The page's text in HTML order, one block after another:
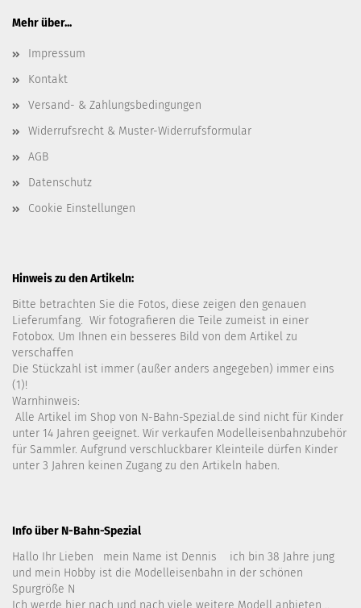
Mehr über...
Impressum
Kontakt
Versand- & Zahlungsbedingungen
Widerrufsrecht & Muster-Widerrufsformular
AGB
Datenschutz
Cookie Einstellungen
Hinweis zu den Artikeln:
Bitte betrachten Sie die Fotos, diese zeigen den genauen
Lieferumfang. Wir fotografieren die Teile zumeist in einer
Fotobox. Um Ihnen ein besseres Bild von dem Artikel zu
verschaffen
Die Stückzahl ist immer (außer anders angegeben) immer eins
(1)!
Warnhinweis:
Alle Artikel im Shop von N-Bahn-Spezial.de sind nicht für Kinder
unter 14 Jahren geeignet. Wir verkaufen Modelleisenbahnzubehör
für Sammler. Aufgrund verschluckbarer Kleinteile dürfen Kinder
unter 3 Jahren keinen Zugang zu den Artikeln haben.
Info über N-Bahn-Spezial
Hallo Ihr Lieben mein Name ist Dennis ich bin 38 Jahre jung
und mein Hobby ist die Modelleisenbahn in der schönen
Spurgröße N
Ich werde hier nach und nach viele weitere Modell anbieten ..